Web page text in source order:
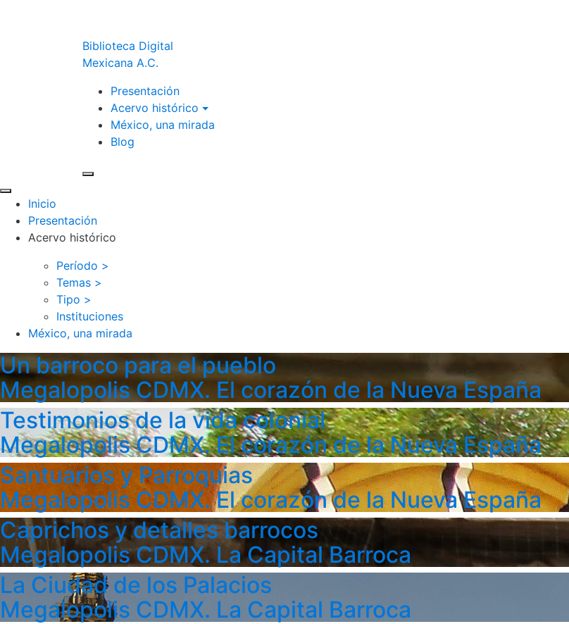
Biblioteca Digital
Mexicana A.C.
Presentación
Acervo histórico
México, una mirada
Blog
Inicio
Presentación
Acervo histórico
Período >
Temas >
Tipo >
Instituciones
México, una mirada
Un barroco para el pueblo
Megalopolis CDMX. El corazón de la Nueva España
Testimonios de la vida colonial
Megalopolis CDMX. El corazón de la Nueva España
Santuarios y Parroquias
Megalopolis CDMX. El corazón de la Nueva España
Caprichos y detalles barrocos
Megalopolis CDMX. La Capital Barroca
La Ciudad de los Palacios
Megalopolis CDMX. La Capital Barroca